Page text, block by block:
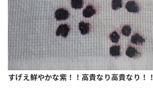
すげえ鮮やかな紫！！高貴なり高貴なり！！